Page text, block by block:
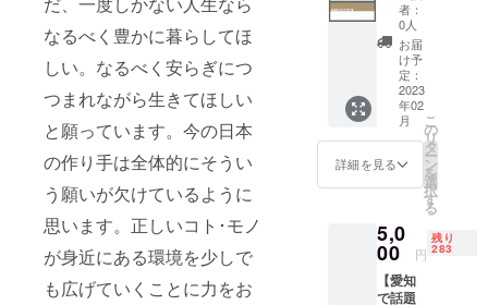
なるべく豊かに暮らしてほ
しい。なるべく安らぎにつ
つまれながら生きてほしい
と願っています。今の日本
の作り手は全体的にそうい
う願いが欠けているように
思います。正しいコト･モノ
が身近にある環境を少しで
も広げていくことに力をお
い。 お
名前は
動画冒
頭のタ
イミン
グでお
呼びし
ます。
（ニッ
クネー
するも
のは不
可)
さい。
※画像は
イメー
ジで
す。
招待
券】プ
レオー
プンへ
特別招
待いた
しま
す！当
日は大
幅割引
もある
非お越
しくだ
さい！
日
時:2023
者：
0人
お届
け予
定：
2023
年02
月
詳細を見る
こ
の
リ
タ
ー
ン
を
選
択
す
る
5,0
00 円
残り
283
【愛知
で話題